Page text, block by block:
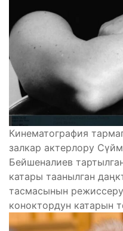
Кинематография
залкар актерлору
Бейшеналиев
катары таанылган
тасмасынын режиссеру
коноктордун катарын